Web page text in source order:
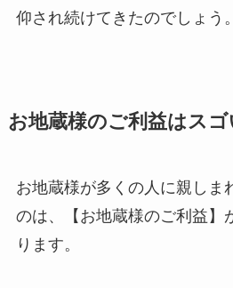
仰され続けてきたのでしょう。
お地蔵様のご利益はスゴ
お地蔵様が多くの人に親しま
のは、【お地蔵様のご利益】
ります。